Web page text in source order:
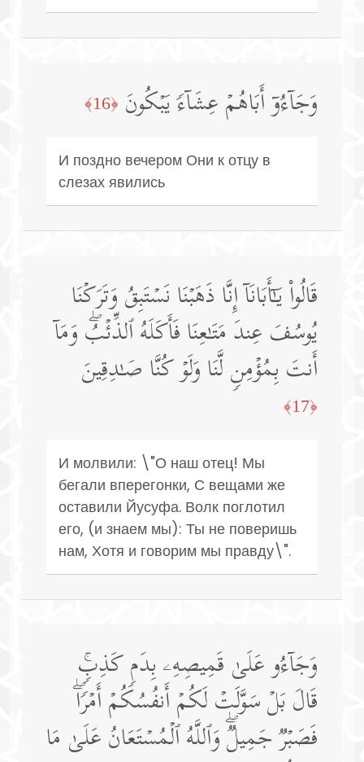
وَجَاۤءُوۤ أَبَاهُمۡ عِشَاۤءࣰ یَبۡكُونَ ﴿16﴾
И поздно вечером Они к отцу в
слезах явились
قَالُوا۟ یَـٰۤأَبَانَاۤ إِنَّا ذَهَبۡنَا نَسۡتَبِقُ وَتَرَكۡنَا
یُوسُفَ عِندَ مَتَـٰعِنَا فَأَكَلَهُ ٱلذِّئۡبُۖ وَمَاۤ
أَنتَ بِمُؤۡمِنࣲ لَّنَا وَلَوۡ كُنَّا صَـٰدِقِینَ
﴿17﴾
И молвили: \"О наш отец! Мы
бегали вперегонки, С вещами же
оставили Йусуфа. Волк поглотил
его, (и знаем мы): Ты не поверишь
нам, Хотя и говорим мы правду\".
وَجَاۤءُو عَلَىٰ قَمِیصِهِۦ بِدَمࣲ كَذِبࣲۚ
قَالَ بَلۡ سَوَّلَتۡ لَكُمۡ أَنفُسُكُمۡ أَمۡرࣰاۖ
فَصَبۡرࣱ جَمِیلࣱۖ وَٱللَّهُ ٱلۡمُسۡتَعَانُ عَلَىٰ مَا